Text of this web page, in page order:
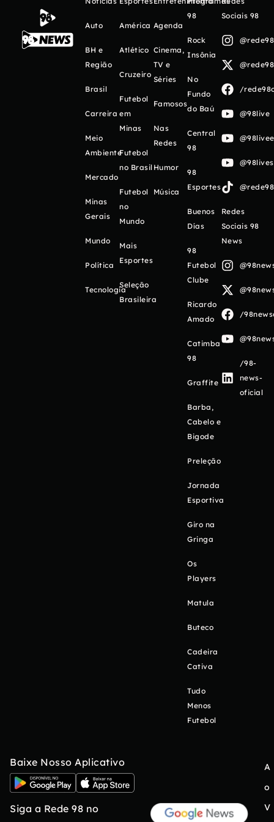
Auto
BH e
Região
Brasil
Carreira
Meio
Ambiente
Mercado
Minas
Gerais
Mundo
Política
Tecnologia
América
Atlético
Cruzeiro
Futebol
em
Minas
Futebol
no Brasil
Futebol
no
Mundo
Mais
Esportes
Seleção
Brasileira
Agenda
Cinema,
TV e
Séries
Famosos
Nas
Redes
Humor
Música
98
Rock
Insônia
No
Fundo
do Baú
Central
98
98
Esportes
Buenos
Días
98
Futebol
Clube
Ricardo
Amado
Catimba
98
Graffite
Barba,
Cabelo e
Bigode
Preleção
Jornada
Esportiva
Giro na
Gringa
Os
Players
Matula
Buteco
Cadeira
Cativa
Tudo
Menos
Futebol
Sociais 98
/
@98live
Redes
Sociais 98
News
/
/98-
news-
oficial
Baixe Nosso Aplicativo
Siga a Rede 98 no
A
o
V